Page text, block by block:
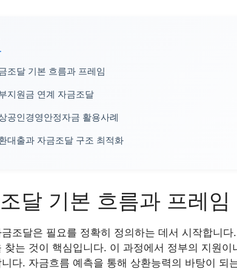
조달 기본 흐름과 프레임
지원금 연계 자금조달
공인경영안정자금 활용사례
대출과 자금조달 구조 최적화
달 기본 흐름과 프레임
조달은 필요를 정확히 정의하는 데서 시작합니
찾는 것이 핵심입니다. 이 과정에서 정부의 지원
다. 자금흐름 예측을 통해 상환능력의 바탕이 되